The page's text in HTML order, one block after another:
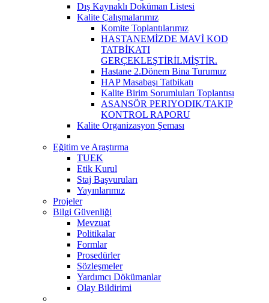
Dış Kaynaklı Doküman Listesi
Kalite Çalışmalarımız
Komite Toplantılarımız
HASTANEMİZDE MAVİ KOD
TATBİKATI
GERÇEKLEŞTİRİLMİŞTİR.
Hastane 2.Dönem Bina Turumuz
HAP Masabaşı Tatbikatı
Kalite Birim Sorumluları Toplantısı
ASANSÖR PERIYODIK/TAKIP
KONTROL RAPORU
Kalite Organizasyon Şeması
Eğitim ve Araştırma
TUEK
Etik Kurul
Staj Başvuruları
Yayınlarımız
Projeler
Bilgi Güvenliği
Mevzuat
Politikalar
Formlar
Prosedürler
Sözleşmeler
Yardımcı Dökümanlar
Olay Bildirimi